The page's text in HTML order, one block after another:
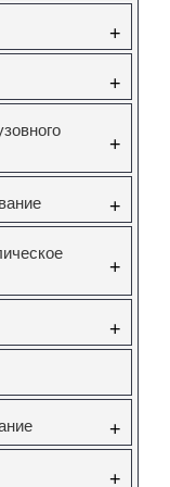
+
+
+
+
+
+
+
+
Forsage F-933T1
Комплект для
подшипников и
12295.00руб.